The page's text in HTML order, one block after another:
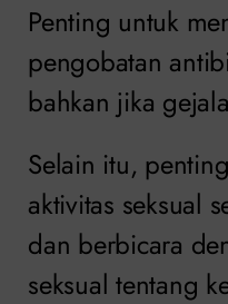
Penting untuk
pengobatan
bahkan jika
Selain itu,
aktivitas seksual
dan berbicara
seksual tentang